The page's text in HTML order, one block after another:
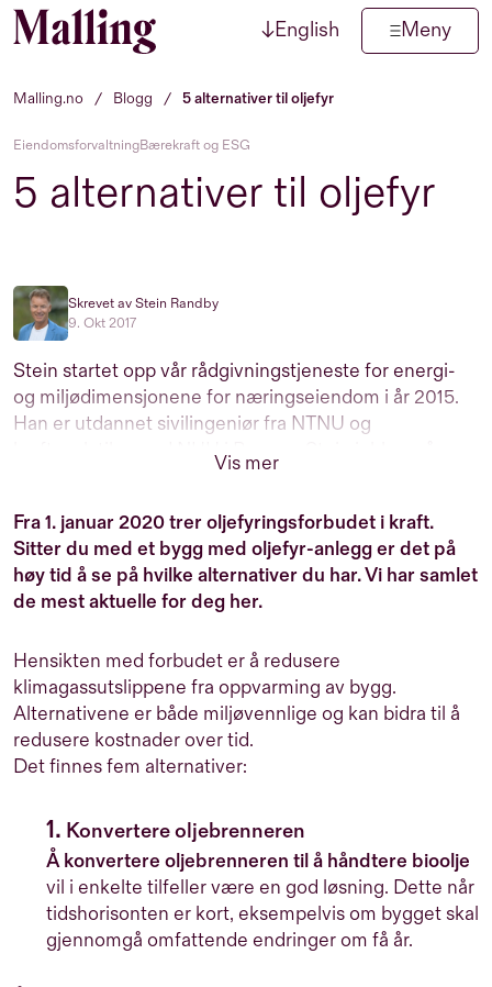
Hopp til innhold ↓English Meny
Malling.no / Blogg / 5 alternativer til oljefyr
EiendomsforvaltningBærekraft og ESG
5 alternativer til oljefyr
Skrevet av Stein Randby
9. Okt 2017
Stein startet opp vår rådgivningstjeneste for energi-
og miljødimensjonene for næringseiendom i år 2015.
Han er utdannet sivilingeniør fra NTNU og
kraftanalytiker ved NHH i Bergen. Stein jobber på
kryss og tvers i hele Eiendomshuset, samt med
ambisjoner er å få bukt med «eie-leie problematikken»
gjennom KPI-management og ved å bygge tillit til tall
og dimensjoner mellom byggeier og leietaker. For å
understreke at han har 25 års bred erfaring fra
faktisk har jobbet 2 sesonger som tømmerfløter på
Glomma.
Vis mer
Fra 1. januar 2020 trer oljefyringsforbudet i kraft.
Sitter du med et bygg med oljefyr-anlegg er det på
høy tid å se på hvilke alternativer du har. Vi har samlet
de mest aktuelle for deg her.
Hensikten med forbudet er å redusere
klimagassutslippene fra oppvarming av bygg.
Alternativene er både miljøvennlige og kan bidra til å
redusere kostnader over tid.
Det finnes fem alternativer:
1. Konvertere oljebrenneren
Å konvertere oljebrenneren til å håndtere bioolje
vil i enkelte tilfeller være en god løsning. Dette når
tidshorisonten er kort, eksempelvis om bygget skal
gjennomgå omfattende endringer om få år.